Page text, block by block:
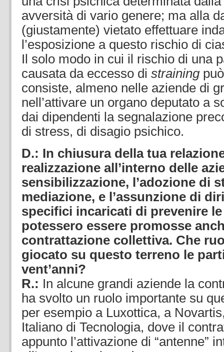
avversità di vario genere; ma alla
(giustamente) vietato effettuare
l’esposizione a questo rischio di
Il solo modo in cui il rischio di una
causata da eccesso di straining
consiste, almeno nelle aziende di
nell’attivare un organo deputato a
dai dipendenti la segnalazione
di stress, di disagio psichico.
D.: In chiusura della tua
realizzazione all’interno delle
sensibilizzazione, l’adozione di
mediazione, e l’assunzione di
specifici incaricati di prevenire
potessero essere promosse
contrattazione collettiva. Che
giocato su questo terreno le
vent’anni?
R.: In alcune grandi aziende la
ha svolto un ruolo importante su
per esempio a Luxottica, a
Italiano di Tecnologia, dove il
appunto l’attivazione di “antenne”